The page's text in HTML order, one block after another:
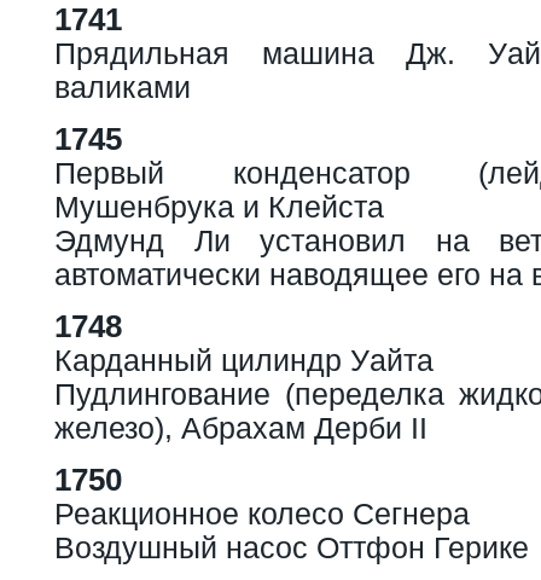
1741
Прядильная машина Дж.
валиками
1745
Первый конденсатор
Мушенбрука и Клейста
Эдмунд Ли установил на
автоматически наводящее его на
1748
Карданный цилиндр Уайта
Пудлингование (переделка
железо), Абрахам Дерби II
1750
Реакционное колесо Сегнера
Воздушный насос Оттфон Герике